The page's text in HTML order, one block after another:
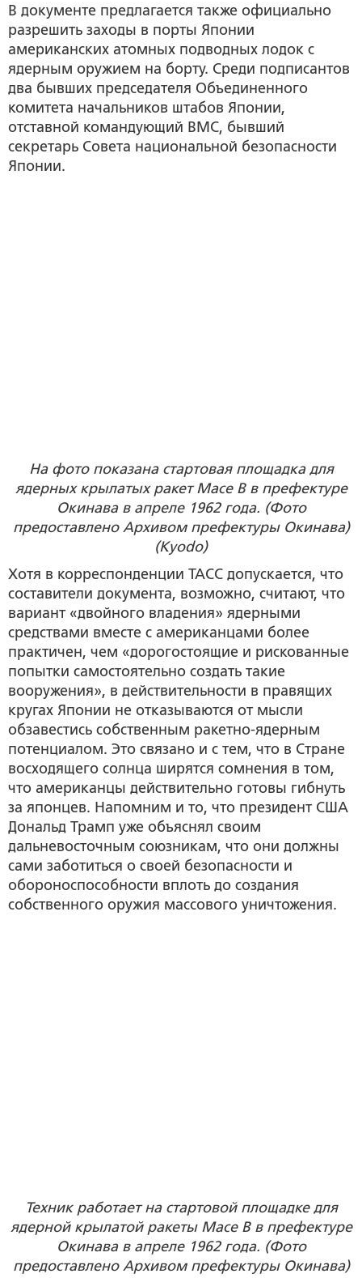
В документе предлагается также официально
разрешить заходы в порты Японии
американских атомных подводных лодок с
ядерным оружием на борту. Среди подписантов
два бывших председателя Объединенного
комитета начальников штабов Японии,
отставной командующий ВМС, бывший
секретарь Совета национальной безопасности
Японии.
На фото показана стартовая площадка для
ядерных крылатых ракет Mace B в префектуре
Окинава в апреле 1962 года. (Фото
предоставлено Архивом префектуры Окинава)
(Kyodo)
Хотя в корреспонденции ТАСС допускается, что
составители документа, возможно, считают, что
вариант «двойного владения» ядерными
средствами вместе с американцами более
практичен, чем «дорогостоящие и рискованные
попытки самостоятельно создать такие
вооружения», в действительности в правящих
кругах Японии не отказываются от мысли
обзавестись собственным ракетно-ядерным
потенциалом. Это связано и с тем, что в Стране
восходящего солнца ширятся сомнения в том,
что американцы действительно готовы гибнуть
за японцев. Напомним и то, что президент США
Дональд Трамп уже объяснял своим
дальневосточным союзникам, что они должны
сами заботиться о своей безопасности и
обороноспособности вплоть до создания
собственного оружия массового уничтожения.
Техник работает на стартовой площадке для
ядерной крылатой ракеты Mace B в префектуре
Окинава в апреле 1962 года. (Фото
предоставлено Архивом префектуры Окинава)